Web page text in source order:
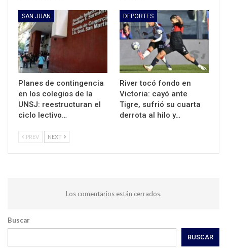
SAN JUAN
Planes de contingencia
en los colegios de la
UNSJ: reestructuran el
ciclo lectivo…
DEPORTES
River tocó fondo en
Victoria: cayó ante
Tigre, sufrió su cuarta
derrota al hilo y…
PREV NEXT
Los comentarios están cerrados.
Buscar
BUSCAR